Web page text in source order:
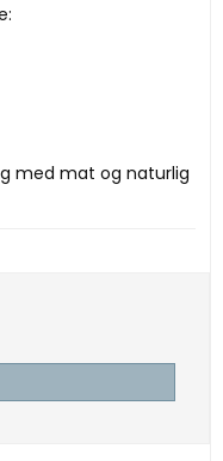
med mat og naturlig